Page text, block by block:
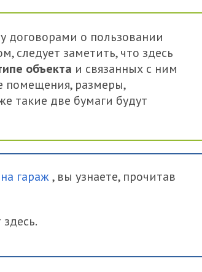
договорами о пользовании
заметить, что здесь
объекта и связанных с ним
помещения, размеры,
такие две бумаги будут
гараж, вы узнаете, прочитав